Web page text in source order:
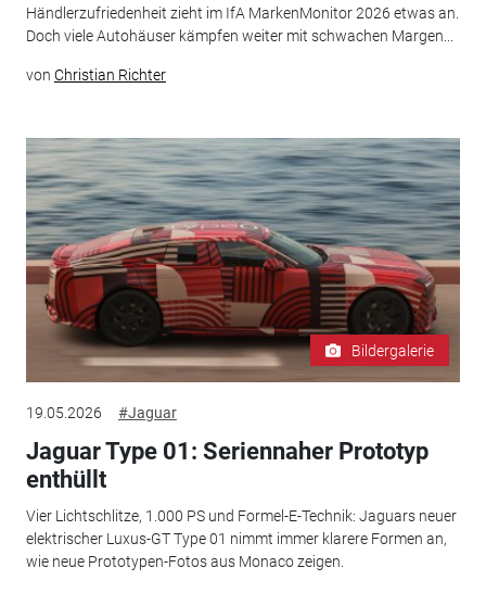
Händlerzufriedenheit zieht im IfA MarkenMonitor 2026 etwas an.
Doch viele Autohäuser kämpfen weiter mit schwachen Margen...
von Christian Richter
Bildergalerie
19.05.2026 #Jaguar
Jaguar Type 01: Seriennaher Prototyp
enthüllt
Vier Lichtschlitze, 1.000 PS und Formel-E-Technik: Jaguars neuer
elektrischer Luxus-GT Type 01 nimmt immer klarere Formen an,
wie neue Prototypen-Fotos aus Monaco zeigen.